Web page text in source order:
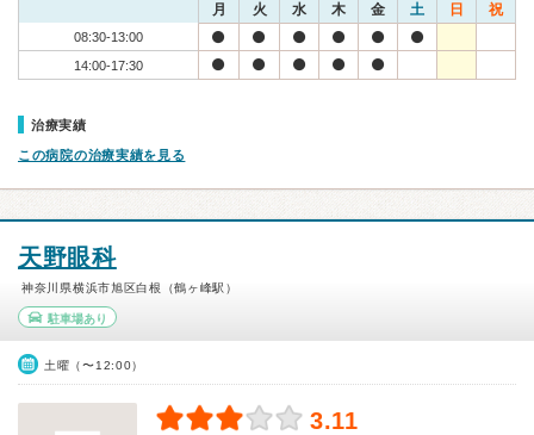
月 火 水 木 金 土 日 祝
08:30-13:00
14:00-17:30
治療実績
この病院の治療実績を見る
天野眼科
神奈川県横浜市旭区白根（鶴ヶ峰駅）
駐車場あり
土曜（〜12:00）
3.11